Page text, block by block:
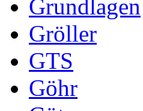
Grundlagen
Gröller
GTS
Göhr